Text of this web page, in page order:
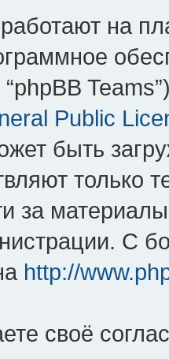
на
“phpBB
Public
быть
только
за
С
http://
своё